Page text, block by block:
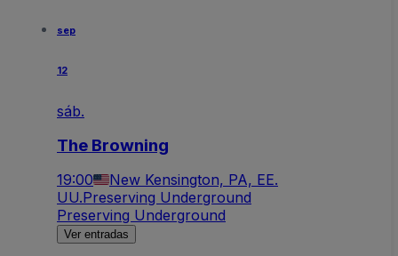
sep
12
sáb.
The Browning
19:00
New Kensington, PA, EE.
UU.Preserving Underground
Preserving Underground
Ver entradas